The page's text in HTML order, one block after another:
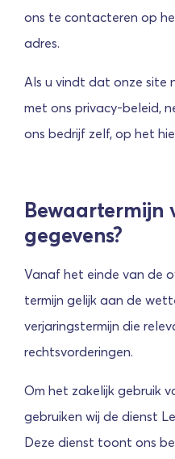
ons te contacteren op
adres.
Als u vindt dat onze site
met ons privacy-beleid,
ons bedrijf zelf, op het
Bewaartermijn
gegevens?
Vanaf het einde van de
termijn gelijk aan de
verjaringstermijn die
rechtsvorderingen.
Om het zakelijk gebruik
gebruiken wij de dienst
Deze dienst toont ons